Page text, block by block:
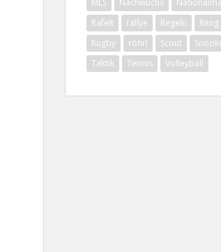
MLS
Nachwuchs
Rafelt
rallye Regeln Reng
Rugby
röhrl Scout
Taktik
Tennis Volleyball